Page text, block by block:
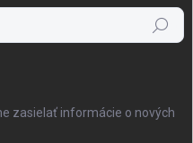
Hľadať
zasielať informácie o nových